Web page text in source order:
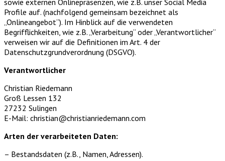
sowie externen Onlinepräsenzen, wie z.B. unser Social Media
Profile auf. (nachfolgend gemeinsam bezeichnet als
„Onlineangebot“). Im Hinblick auf die verwendeten
Begrifflichkeiten, wie z.B. „Verarbeitung“ oder „Verantwortlicher“
verweisen wir auf die Definitionen im Art. 4 der
Datenschutzgrundverordnung (DSGVO).
Verantwortlicher
Christian Riedemann
Groß Lessen 132
27232 Sulingen
E-Mail: christian@christianriedemann.com
Arten der verarbeiteten Daten:
– Bestandsdaten (z.B., Namen, Adressen).